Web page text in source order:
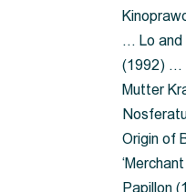
… Lo and
(1992) …
Mutter
Origin of
Papillon